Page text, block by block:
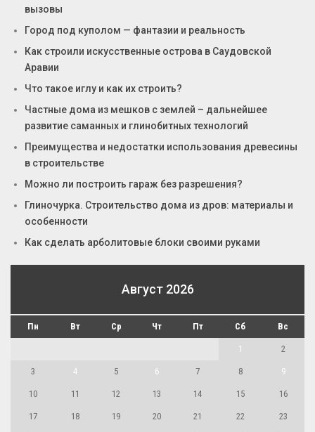
вызовы
Город под куполом — фантазии и реальность
Как строили искусственные острова в Саудовской
Аравии
Что такое иглу и как их строить?
Частные дома из мешков с землей – дальнейшее
развитие саманных и глинобитных технологий
Преимущества и недостатки использования древесины
в строительстве
Можно ли построить гараж без разрешения?
Глиночурка. Строительство дома из дров: материалы и
особенности
Как сделать арболитовые блоки своими руками
Август 2026
Пн Вт Ср Чт Пт Сб Вс
1 2
3 4 5 6 7 8 9
10 11 12 13 14 15 16
17 18 19 20 21 22 23